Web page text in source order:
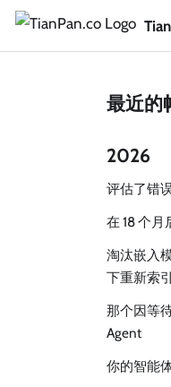
最近的
2026
评估了错
在 18 个月
淘汰嵌入
下重新索
那个因等
Agent
你的智能